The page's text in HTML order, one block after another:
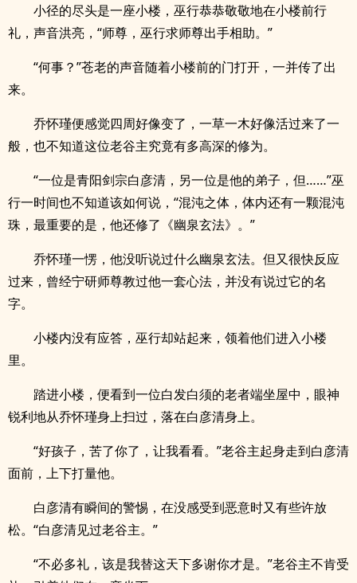
小径的尽头是一座小楼，巫行恭恭敬敬地在小楼前行
礼，声音洪亮，“师尊，巫行求师尊出手相助。”
“何事？”苍老的声音随着小楼前的门打开，一并传了出
来。
乔怀瑾便感觉四周好像变了，一草一木好像活过来了一
般，也不知道这位老谷主究竟有多高深的修为。
“一位是青阳剑宗白彦清，另一位是他的弟子，但……”巫
行一时间也不知道该如何说，“混沌之体，体内还有一颗混沌
珠，最重要的是，他还修了《幽泉玄法》。”
乔怀瑾一愣，他没听说过什么幽泉玄法。但又很快反应
过来，曾经宁研师尊教过他一套心法，并没有说过它的名
字。
小楼内没有应答，巫行却站起来，领着他们进入小楼
里。
踏进小楼，便看到一位白发白须的老者端坐屋中，眼神
锐利地从乔怀瑾身上扫过，落在白彦清身上。
“好孩子，苦了你了，让我看看。”老谷主起身走到白彦清
面前，上下打量他。
白彦清有瞬间的警惕，在没感受到恶意时又有些许放
松。“白彦清见过老谷主。”
“不必多礼，该是我替这天下多谢你才是。”老谷主不肯受